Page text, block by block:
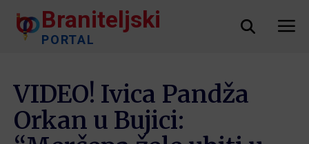
Braniteljski
PORTAL
VIDEO! Ivica Pandža
Orkan u Bujici: